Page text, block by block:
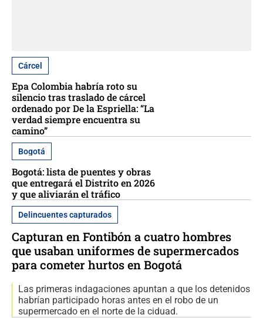
Cárcel
Epa Colombia habría roto su
silencio tras traslado de cárcel
ordenado por De la Espriella: “La
verdad siempre encuentra su
camino”
Bogotá
Bogotá: lista de puentes y obras
que entregará el Distrito en 2026
y que aliviarán el tráfico
Delincuentes capturados
Capturan en Fontibón a cuatro hombres
que usaban uniformes de supermercados
para cometer hurtos en Bogotá
Las primeras indagaciones apuntan a que los detenidos
habrían participado horas antes en el robo de un
supermercado en el norte de la ciduad.